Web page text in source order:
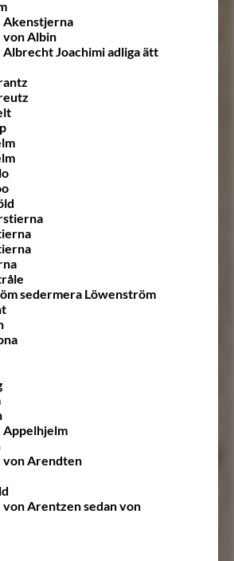
Akenstjerna
von Albin
Albrecht Joachimi adliga ätt
sedermera Löwenström
Appelhjelm
von Arendten
von Arentzen sedan von